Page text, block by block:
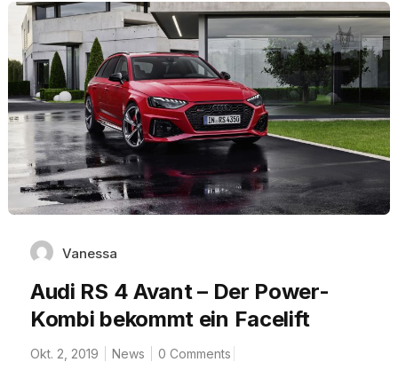
Vanessa
Audi RS 4 Avant – Der Power-
Kombi bekommt ein Facelift
Okt. 2, 2019 News 0 Comments